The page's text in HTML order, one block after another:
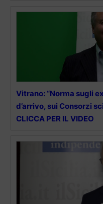
Vitrano: “Norma sugli
d’arrivo, sui Consorzi
CLICCA PER IL VIDEO